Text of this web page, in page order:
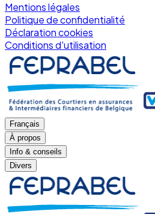
Mentions légales
Politique de confidentialité
Déclaration cookies
Conditions d'utilisation
Français
À propos
Info & conseils
Divers